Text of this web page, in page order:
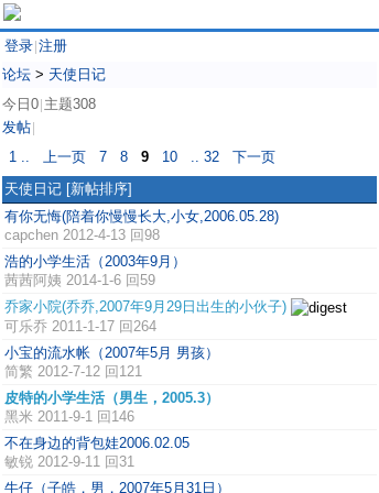
登录 注册
论坛 > 天使日记
今日0 主题308
发帖
1 .. 上一页 7 8 9 10 .. 32
下一页
天使日记 [新帖排序]
有你无悔(陪着你慢慢长大,小女,2006.05.28)
capchen 2012-4-13 回98
浩的小学生活（2003年9月）
茜茜阿姨 2014-1-6 回59
乔家小院(乔乔,2007年9月29日出生的小伙子)
可乐乔 2011-1-17 回264
小宝的流水帐（2007年5月 男孩）
简繁 2012-7-12 回121
皮特的小学生活（男生，2005.3）
黑米 2011-9-1 回146
不在身边的背包娃2006.02.05
敏锐 2012-9-11 回31
牛仔（子皓，男，2007年5月31日）